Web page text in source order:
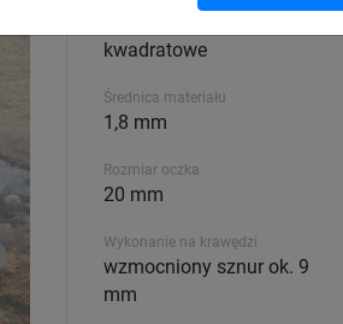
kwadratowe
Średnica materiału
1,8 mm
Rozmiar oczka
20 mm
Wykonanie na krawędzi
wzmocniony sznur ok. 9
mm